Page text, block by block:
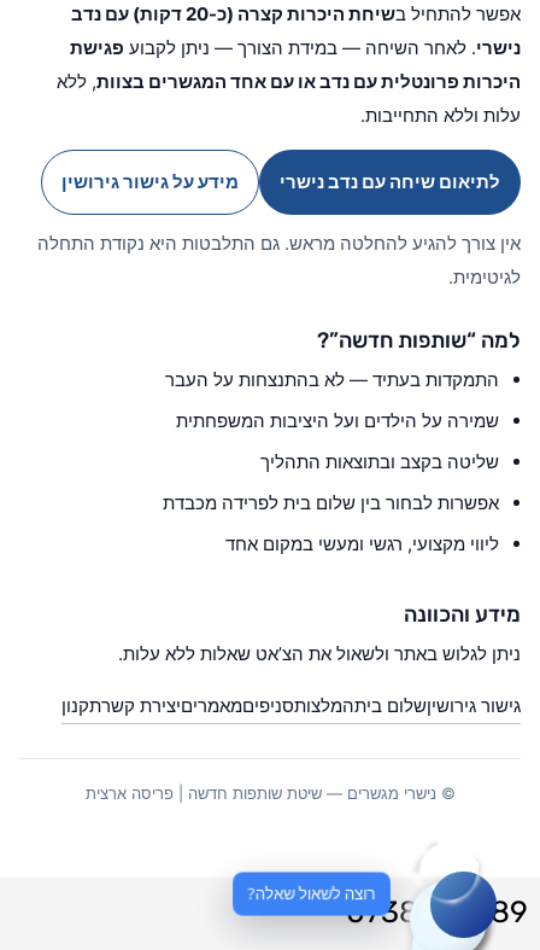
אפשר להתחיל ב
שיחת היכרות קצרה (כ-20 דקות) עם נדב
נישרי. לאחר השיחה — במידת הצורך — ניתן לקבוע פגישת
היכרות פרונטלית עם נדב או עם אחד המגשרים בצוות, ללא
עלות וללא התחייבות.
לתיאום שיחה עם נדב נישרי מידע על גישור גירושין
אין צורך להגיע להחלטה מראש. גם התלבטות היא נקודת התחלה
לגיטימית.
למה “שותפות חדשה”?
התמקדות בעתיד — לא בהתנצחות על העבר
שמירה על הילדים ועל היציבות המשפחתית
שליטה בקצב ובתוצאות התהליך
אפשרות לבחור בין שלום בית לפרידה מכבדת
ליווי מקצועי, רגשי ומעשי במקום אחד
מידע והכוונה
ניתן לגלוש באתר ולשאול את הצ’אט שאלות ללא עלות.
גישור גירושיןשלום ביתהמלצותסניפיםמאמריםיצירת קשרתקנון
© נישרי מגשרים — שיטת שותפות חדשה | פריסה ארצית
0738020789
רוצה לשאול שאלה?